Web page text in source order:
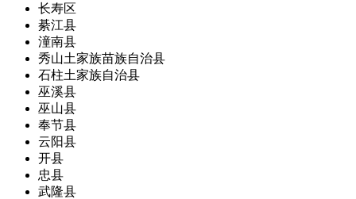
长寿区
綦江县
潼南县
秀山土家族苗族自治县
石柱土家族自治县
巫溪县
巫山县
奉节县
云阳县
开县
忠县
武隆县